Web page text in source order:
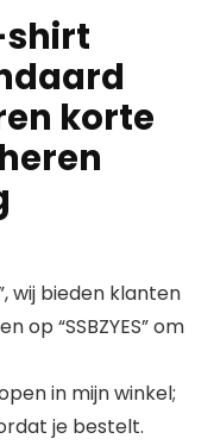
shirt
korte
wij bieden klanten
op “SSBZYES” om
in mijn winkel;
je bestelt.